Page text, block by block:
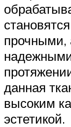
прочными,
данная
высоким
эстетикой.